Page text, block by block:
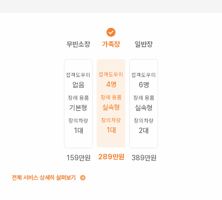
접객도우미
없음
장례 용품
기본형
장의차량
1 대
159만원
접객도우미
4명
장례 용품
실속형
장의차량
1 대
289만원
접객도우미
6명
장례 용품
실속형
장의차량
2대
389만원
전체 서비스 상세히 살펴보기